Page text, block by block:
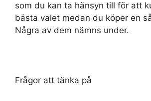
som du kan ta hänsyn till för att
bästa valet medan du köper en
Några av dem nämns under.
Frågor att tänka på